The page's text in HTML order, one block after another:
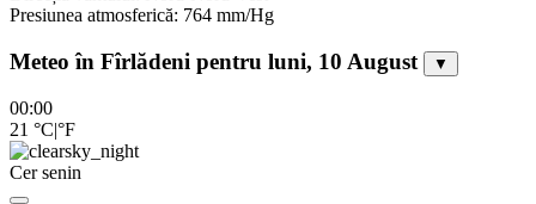
Presiunea atmosferică: 764 mm/Hg
Meteo în Fîrlădeni pentru luni, 10 August ▼
00:00
21 °C|°F
Cer senin